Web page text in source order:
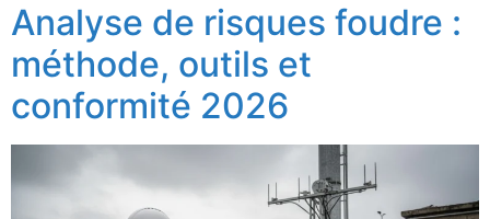
Analyse de risques foudre :
méthode, outils et
conformité 2026